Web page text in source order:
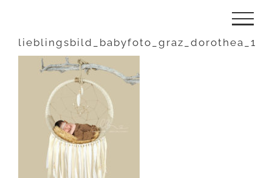
springen
lieblingsbild_babyfoto_graz_dorothea_1